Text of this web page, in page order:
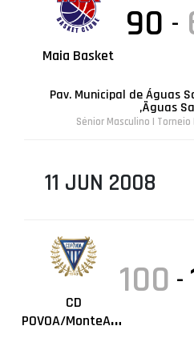
Maia Basket
90 -
Pav. Municipal de Águas
,Ãguas
Sénior Masculino |
11 JUN 2008
CD
POVOA/MonteAdriano
100 -